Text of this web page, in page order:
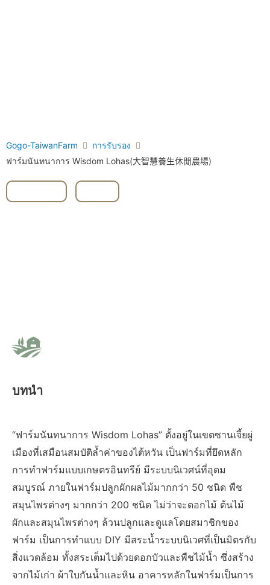
Gogo-TaiwanFarm
การรับรอง
ฟาร์มนันทนาการ Wisdom Lohas(大智慧養生休閒農場)
บทนำ
“ฟาร์มนันทนาการ Wisdom Lohas” ตั้งอยู่ในเขตซานเจี้ยผู่
เมืองที่เสมือนสมบัติล้ำค่าของไต้หวัน เป็นฟาร์มที่ยึดหลัก
การทำฟาร์มแบบเกษตรอินทรีย์ มีระบบนิเวศน์ที่อุดม
สมบูรณ์ ภายในฟาร์มปลูกผักผลไม้มากกว่า 50 ชนิด พืช
สมุนไพรต่างๆ มากกว่า 200 ชนิด ไม่ว่าจะดอกไม้ ต้นไม้
ผักและสมุนไพรต่างๆ ล้วนปลูกและดูแลโดยสมาชิกของ
ฟาร์ม เป็นการทำแบบ DIY มีสระน้ำระบบนิเวศที่เป็นมิตรกับ
สิ่งแวดล้อม ทั้งสระเต็มไปด้วยดอกบัวและพืชไม้น้ำ ซึ่งสร้าง
จากไม้เก่า ผ้าใบกันน้ำและหิน อาคารหลักในฟาร์มเป็นการ